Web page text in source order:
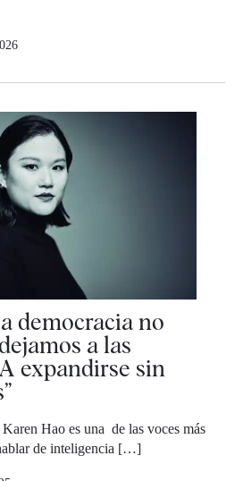
democracia no
a las
expandirse sin
Hao es una de las voces más
de inteligencia […]